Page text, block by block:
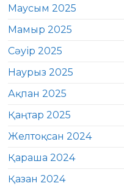
Маусым 2025
Мамыр 2025
Сәуір 2025
Наурыз 2025
Ақпан 2025
Қаңтар 2025
Желтоқсан 2024
Қараша 2024
Қазан 2024